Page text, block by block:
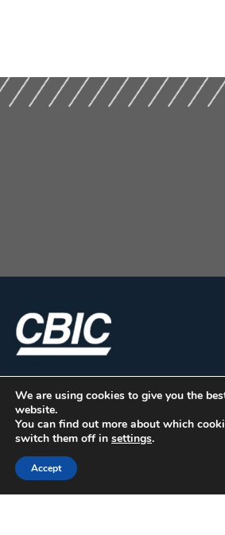
CBIC | SBN Quadra 01 – Bloco I –
Armando Monteiro Neto - CEP
We are using cookies to give you the
website.
You can find out more about which
switch them off in settings.
Accept